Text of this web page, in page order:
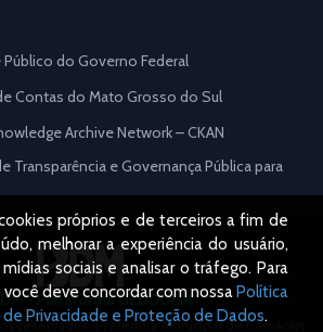
do Governo Federal
Contas do Mato Grosso do Sul
Archive Network – CKAN
Transparência e Governança Pública para
- Plataforma GEDDOEM
reservados. Prefeitura Municipal de Camacan
próprios e de terceiros a fim de
melhorar a experiência do usuário,
sociais e analisar o tráfego. Para
deve concordar com nossaPolítica
Privacidade e Proteção de Dados.